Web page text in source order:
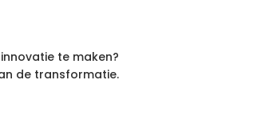
te maken?
de transformatie.